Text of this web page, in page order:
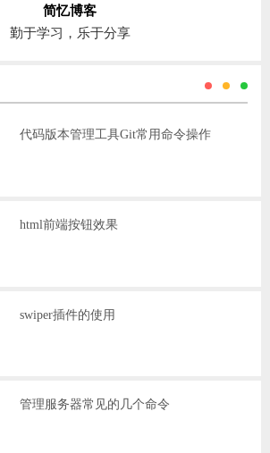
简忆博客
勤于学习，乐于分享
代码版本管理工具Git常用命令操作
html前端按钮效果
swiper插件的使用
管理服务器常见的几个命令